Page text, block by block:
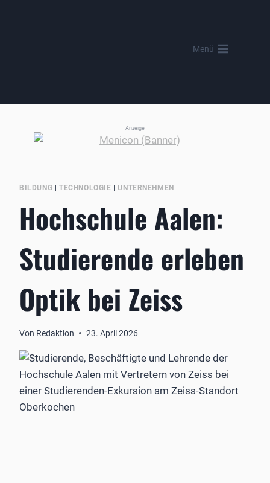
Menü
Anzeige
BILDUNG TECHNOLOGIE UNTERNEHMEN
Hochschule Aalen:
Studierende erleben
Optik bei Zeiss
Von Redaktion 23. April 2026